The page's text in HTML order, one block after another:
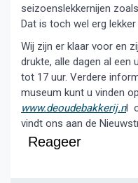
seizoenslekkernijen
Dat is toch wel erg
Wij zijn er klaar voor en
drukte, alle dagen al een
tot 17 uur. Verdere
museum kunt u vinden
www.deoudebakkerij.nl
vindt ons aan de
Reageer